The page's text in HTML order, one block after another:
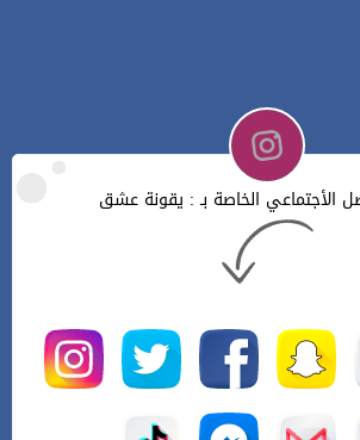
الأجتماعي الخاصة بـ : يقونة عشق